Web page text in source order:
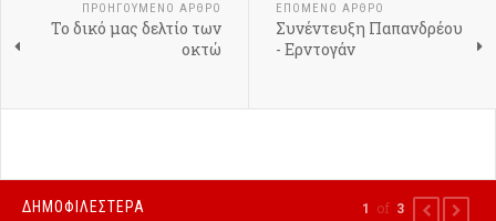
ΠΡΟΗΓΟΎΜΕΝΟ ΑΡΘΡΟ
Το δικό μας δελτίο των
οκτώ
ΕΠΟΜΕΝΟ ΑΡΘΡΟ
Συνέντευξη Παπανδρέου
- Ερντογάν
ΔΗΜΟΦΙΛΕΣΤΕΡΑ 1 of 3 PREVIOUS
NEXT